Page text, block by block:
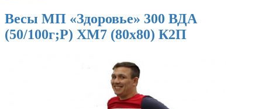
Весы МП «Здоровье» 300 ВДА
(50/100г;Р) ХМ7 (80х80) К2П